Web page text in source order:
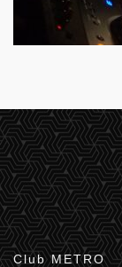
Club METRO